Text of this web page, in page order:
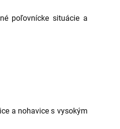
poľovnícke situácie a
a nohavice s vysokým